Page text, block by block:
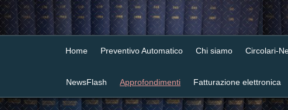
Home Preventivo Automatico Chi siamo Circolari-
NewsFlash Approfondimenti Fatturazione elettronica